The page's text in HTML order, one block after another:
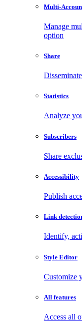
Multi-
Manage
option
Share
Statistics
Analyze
Subscribers
Share
Accessibility
Publish
Link
Identify,
Style Editor
Customize
All features
Access all